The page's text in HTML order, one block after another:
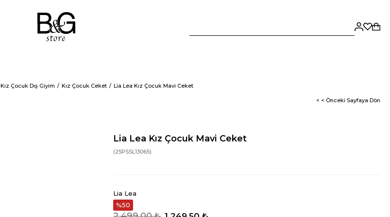
Kız Çocuk Dış Giyim Kız Çocuk Ceket Lia Lea Kız Çocuk Mavi Ceket
< < Önceki Sayfaya Dön
Lia Lea Kız Çocuk Mavi Ceket
(25PSSL13065)
Lia Lea
50